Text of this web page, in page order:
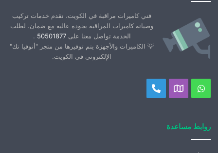
فني كاميرات مراقبة في الكويت، نقدم خدمات تركيب
وصيانة كاميرات المراقبة بجودة عالية مع ضمان. لطلب
الخدمة تواصل معنا على50501877
.
💡 الكاميرات والأجهزة يتم توفيرها من متجر "أنوفيا تك"
الإلكتروني في الكويت.
واتسابموقعنا
خريطة
اتصل
روابط مساعدة